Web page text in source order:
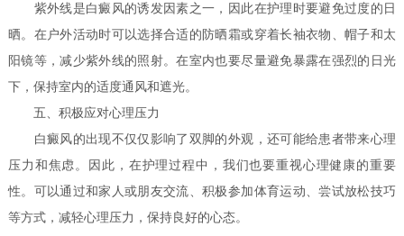
紫外线是白癜风的诱发因素之一，因此在护理时要避免过度的日
晒。在户外活动时可以选择合适的防晒霜或穿着长袖衣物、帽子和太
阳镜等，减少紫外线的照射。在室内也要尽量避免暴露在强烈的日光
下，保持室内的适度通风和遮光。
五、积极应对心理压力
白癜风的出现不仅仅影响了双脚的外观，还可能给患者带来心理
压力和焦虑。因此，在护理过程中，我们也要重视心理健康的重要
性。可以通过和家人或朋友交流、积极参加体育运动、尝试放松技巧
等方式，减轻心理压力，保持良好的心态。